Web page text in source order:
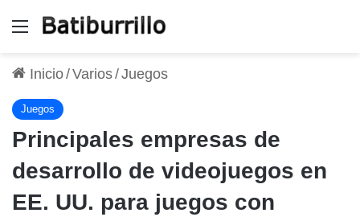
Menú
Inicio/Varios/Juegos
Juegos
Principales empresas de
desarrollo de videojuegos en
EE. UU. para juegos con